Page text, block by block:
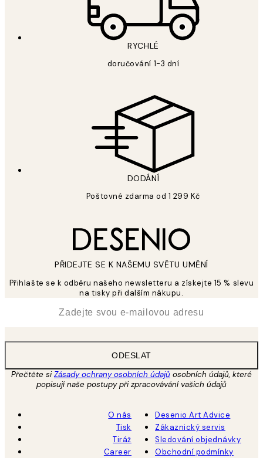
RYCHLÉ
doručování 1-3 dní
DODÁNÍ
Poštovné zdarma od 1 299 Kč
PŘIDEJTE SE K NAŠEMU SVĚTU UMĚNÍ
Přihlašte se k odběru našeho newsletteru a získejte 15 % slevu
na tisky při dalším nákupu.
ODESLAT
Přečtěte siZásady ochrany osobních údajů osobních údajů, které
popisují naše postupy při zpracovávání vašich údajů
O nás
Tisk
Tiráž
Career
Desenio Art Advice
Zákaznický servis
Sledování objednávky
Obchodní podmínky